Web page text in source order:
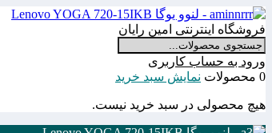
فروشگاه اینترنتی امین رایان
ورود به حساب کاربری
0 محصولات
نمایش سبد خرید
هیچ محصولی در سبد خرید نیست.